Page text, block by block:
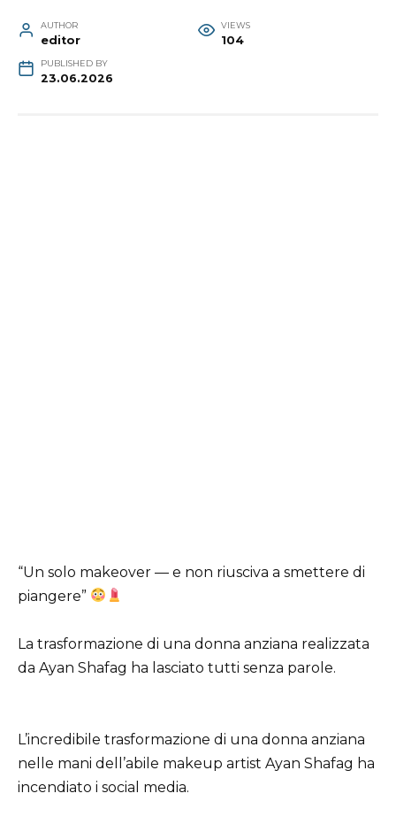
AUTHOR
editor
VIEWS
104
PUBLISHED BY
23.06.2026
“Un solo makeover — e non riusciva a smettere di
piangere”
La trasformazione di una donna anziana realizzata
da Ayan Shafag ha lasciato tutti senza parole.
L’incredibile trasformazione di una donna anziana
nelle mani dell’abile makeup artist Ayan Shafag ha
incendiato i social media.